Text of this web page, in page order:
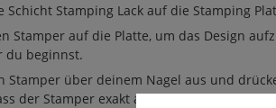
Schicht Stamping Lack auf die Stamping
Stamper auf die Platte, um das Design
du beginnst.
Stamper über deinem Nagel aus und
der Stamper exakt ausgerichtet ist.